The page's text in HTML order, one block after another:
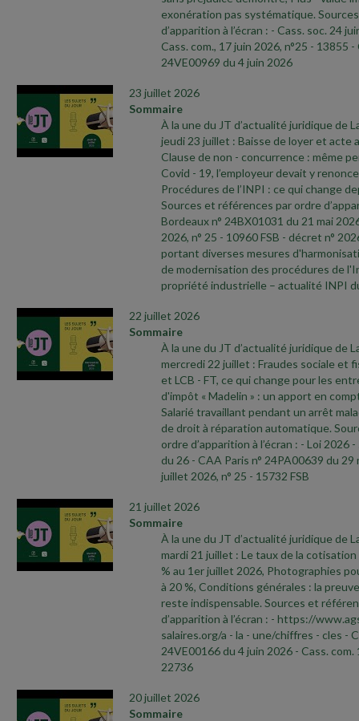
exonération pas systématique.
d’apparition à l’écran : - Cass. soc. 24
Cass. com., 17 juin 2026, n°25 - 13855 -
24VE00969 du 4 juin 2026
23 juillet 2026
Sommaire
À la une du JT d’actualité juridique de
jeudi 23 juillet : Baisse de loyer et acte
Clause de non - concurrence : même
Covid - 19, l’employeur devait y
Procédures de l’INPI : ce qui change
Sources et références par ordre
Bordeaux n° 24BX01031 du 21 mai
2026, n° 25 - 10960 FSB - décret n°
portant diverses mesures
de modernisation des procédures de
propriété industrielle – actualité INPI
22 juillet 2026
Sommaire
À la une du JT d’actualité juridique de
mercredi 22 juillet : Fraudes sociale et
et LCB - FT, ce qui change pour les
d'impôt « Madelin » : un apport en
Salarié travaillant pendant un arrêt
de droit à réparation automatique.
ordre d’apparition à l’écran : - Loi 2026 -
du 26 - CAA Paris n° 24PA00639 du 29
juillet 2026, n° 25 - 15732 FSB
21 juillet 2026
Sommaire
À la une du JT d’actualité juridique de
mardi 21 juillet : Le taux de la cotisation
% au 1er juillet 2026, Photographies
à 20 %, Conditions générales : la
reste indispensable. Sources et
d’apparition à l’écran : - https://
salaires.org/a - la - une/chiffres - cles -
24VE00166 du 4 juin 2026 - Cass. com.
22736
20 juillet 2026
Sommaire